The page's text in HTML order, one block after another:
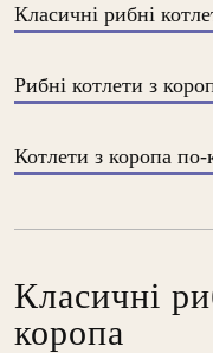
Класичні рибні
Рибні котлети з
Котлети з коропа по-
Класичні
коропа